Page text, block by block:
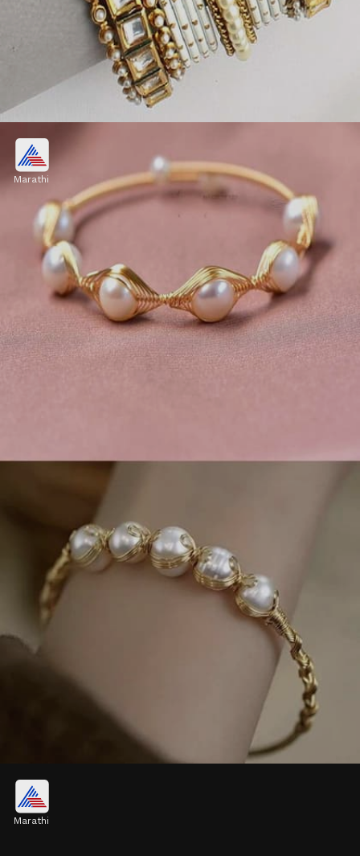
कुंदन-मोती कॉम्बिनेशन बांगड्या
कुंदन आणि मोत्यांचं सुंदर कॉम्बिनेशन पारंपरिक आऊटफिटला
अधिक खास बनवतं. सिल्क किंवा बनारसी साडीसोबत हा बांगड्यांचा
सेट खूपच क्लासी आणि रिच लूक देतो.
Image credits: pinterest
Marathi
तुम्हाला जर हलकी आणि क्लासी ज्वेलरी आवडत असेल, तर हा
Marathi